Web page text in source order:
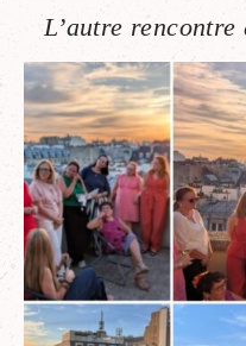
L’autre